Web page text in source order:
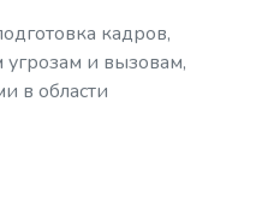
кадров,
и вызовам,
в области